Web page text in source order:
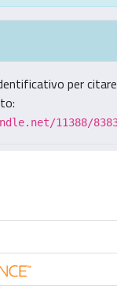
per
11388/